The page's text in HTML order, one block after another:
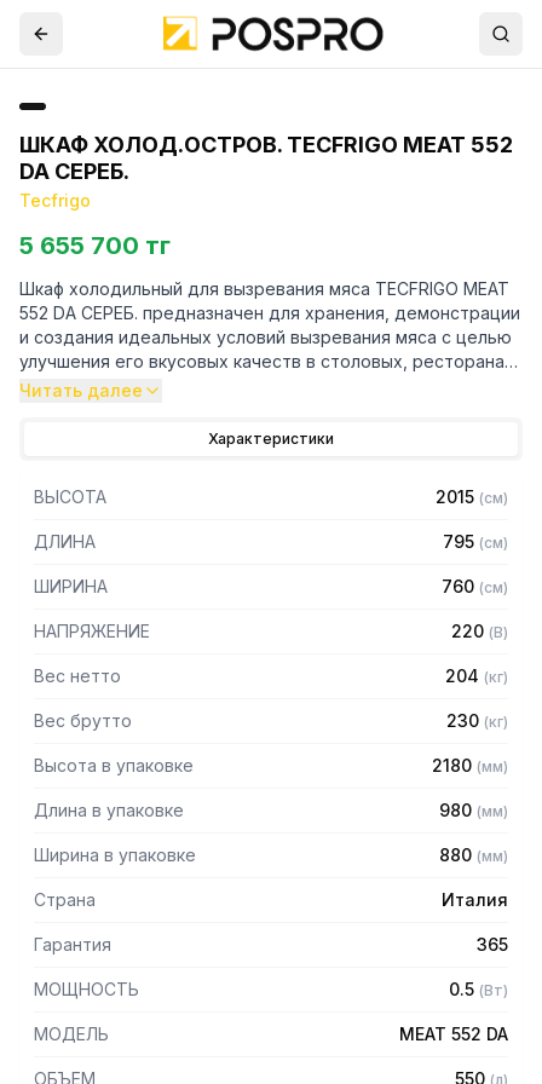
ШКАФ ХОЛОД.ОСТРОВ. TECFRIGO MEAT 552
DA СЕРЕБ.
Tecfrigo
5 655 700 тг
Шкаф холодильный для вызревания мяса TECFRIGO MEAT
552 DA СЕРЕБ. предназначен для хранения, демонстрации
и создания идеальных условий вызревания мяса с целью
улучшения его вкусовых качеств в столовых, ресторанах,
кафе.
— Полки: 3 полки-решетки 555x650 мм
— Цвет: серебро
— Опициональный цвет: бронза, RAL
— Способ оттайки: автоматический горячим газом
— Подсветка: LED
Читать далее
Характеристики
ВЫСОТА 2015 (см)
ДЛИНА 795 (см)
ШИРИНА 760 (см)
НАПРЯЖЕНИЕ 220 (В)
Вес нетто 204 (кг)
Вес брутто 230 (кг)
Высота в упаковке 2180 (мм)
Длина в упаковке 980 (мм)
Ширина в упаковке 880 (мм)
Страна Италия
Гарантия 365
МОЩНОСТЬ 0.5 (Вт)
МОДЕЛЬ MEAT 552 DA
ОБЪЕМ 550 (л)